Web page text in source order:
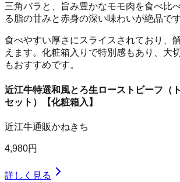
三角バラと、旨み豊かなモモ肉を食べ比
る脂の甘みと赤身の深い味わいが絶品です
食べやすい厚さにスライスされており、
えます。化粧箱入りで特別感もあり、大
もおすすめです。
近江牛特選和風とろ生ローストビーフ（
セット）【化粧箱入】
近江牛通販かねきち
4,980円
詳しく見る